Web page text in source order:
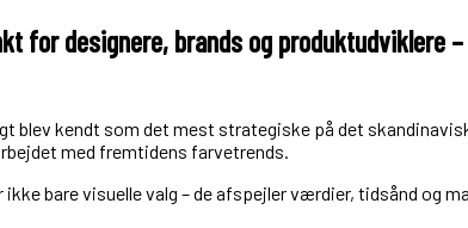
designere, brands og produktudviklere
blev kendt som det mest strategiske på det
med fremtidens farvetrends.
bare visuelle valg – de afspejler værdier, tidsånd og